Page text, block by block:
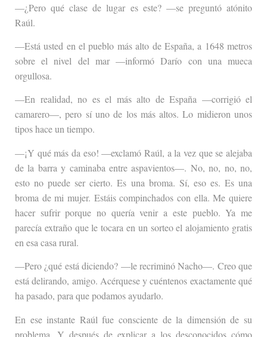
—¿Pero qué clase de lugar es este? —se preguntó atónito
Raúl.
—Está usted en el pueblo más alto de España, a 1648 metros
sobre el nivel del mar —informó Darío con una mueca
orgullosa.
—En realidad, no es el más alto de España —corrigió el
camarero—, pero sí uno de los más altos. Lo midieron unos
tipos hace un tiempo.
—¡Y qué más da eso! —exclamó Raúl, a la vez que se alejaba
de la barra y caminaba entre aspavientos—. No, no, no, no,
esto no puede ser cierto. Es una broma. Sí, eso es. Es una
broma de mi mujer. Estáis compinchados con ella. Me quiere
hacer sufrir porque no quería venir a este pueblo. Ya me
parecía extraño que le tocara en un sorteo el alojamiento gratis
en esa casa rural.
—Pero ¿qué está diciendo? —le recriminó Nacho—. Creo que
está delirando, amigo. Acérquese y cuéntenos exactamente qué
ha pasado, para que podamos ayudarlo.
En ese instante Raúl fue consciente de la dimensión de su
problema. Y después de explicar a los desconocidos cómo